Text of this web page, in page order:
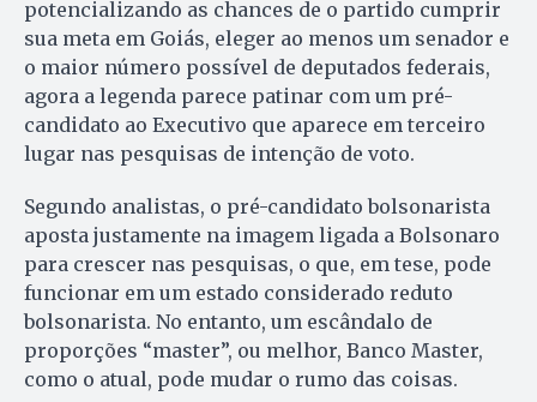
potencializando as chances de o partido cumprir
sua meta em Goiás, eleger ao menos um senador e
o maior número possível de deputados federais,
agora a legenda parece patinar com um pré-
candidato ao Executivo que aparece em terceiro
lugar nas pesquisas de intenção de voto.
Segundo analistas, o pré-candidato bolsonarista
aposta justamente na imagem ligada a Bolsonaro
para crescer nas pesquisas, o que, em tese, pode
funcionar em um estado considerado reduto
bolsonarista. No entanto, um escândalo de
proporções “master”, ou melhor, Banco Master,
como o atual, pode mudar o rumo das coisas.